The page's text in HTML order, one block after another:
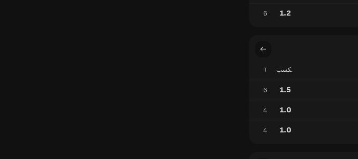
1.2
6
مكسب
T
1.5
6
1.0
4
1.0
4